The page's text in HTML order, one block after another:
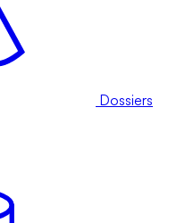
Dossiers